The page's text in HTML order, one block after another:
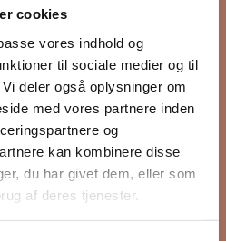
cookies
vores indhold og
til sociale medier og til
deler også oplysninger om
med vores partnere inden
og
kan kombinere disse
du har givet dem, eller som
af deres tjenester.
når vi sætter nye
udlejning, så du
først i køen.
* påkrævet